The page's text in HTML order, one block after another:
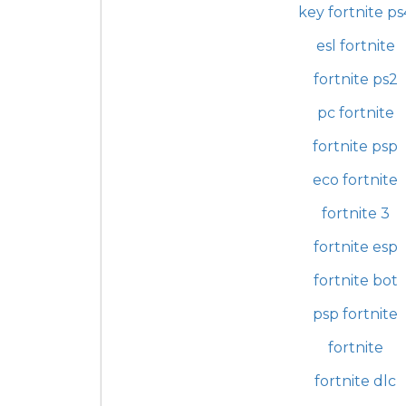
key fortnite
esl fortnite
fortnite ps2
pc fortnite
fortnite psp
eco fortnite
fortnite 3
fortnite esp
fortnite bot
psp fortnite
fortnite
fortnite dlc